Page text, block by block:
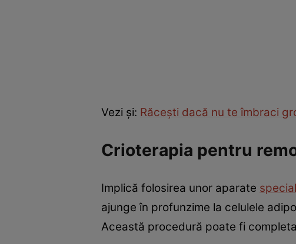
Vezi şi: Răceşti dacă nu te îmbraci
Crioterapia pentru
Implică folosirea unor aparate
ajunge în profunzime la celulele
Această procedură poate fi